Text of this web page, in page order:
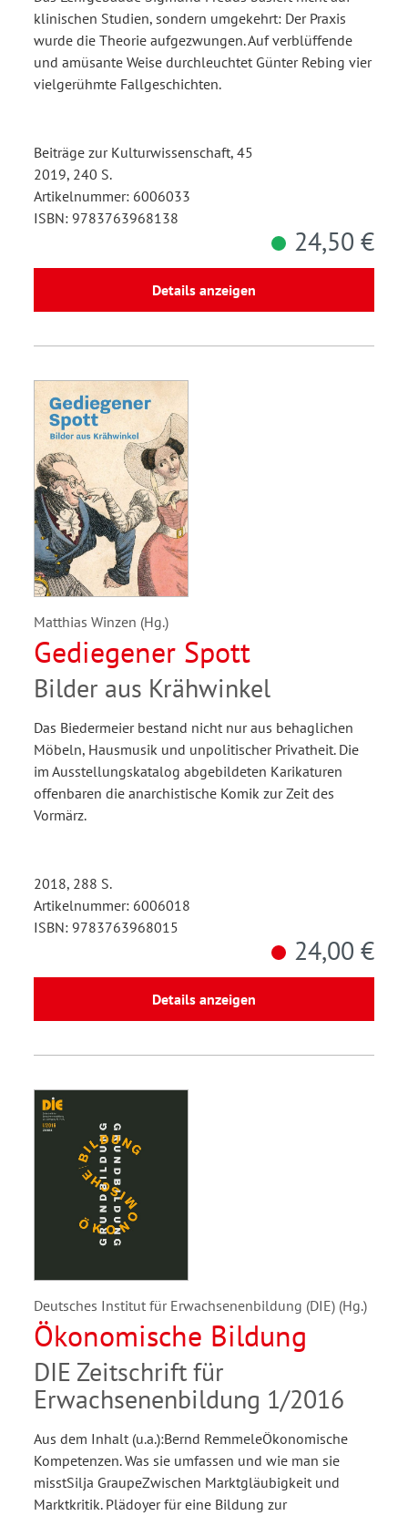
klinischen Studien, sondern umgekehrt: Der Praxis
wurde die Theorie aufgezwungen. Auf verblüffende
und amüsante Weise durchleuchtet Günter Rebing vier
vielgerühmte Fallgeschichten.
Beiträge zur Kulturwissenschaft, 45
2019, 240 S.
Artikelnummer: 6006033
ISBN: 9783763968138
24,50 €
Details anzeigen
Matthias Winzen (Hg.)
Gediegener Spott
Bilder aus Krähwinkel
Das Biedermeier bestand nicht nur aus behaglichen
Möbeln, Hausmusik und unpolitischer Privatheit. Die
im Ausstellungskatalog abgebildeten Karikaturen
offenbaren die anarchistische Komik zur Zeit des
Vormärz.
2018, 288 S.
Artikelnummer: 6006018
ISBN: 9783763968015
24,00 €
Details anzeigen
Deutsches Institut für Erwachsenenbildung (DIE) (Hg.)
Ökonomische Bildung
DIE Zeitschrift für
Erwachsenenbildung 1/2016
Aus dem Inhalt (u.a.):Bernd RemmeleÖkonomische
Kompetenzen. Was sie umfassen und wie man sie
misstSilja GraupeZwischen Marktgläubigkeit und
Marktkritik. Plädoyer für eine Bildung zur